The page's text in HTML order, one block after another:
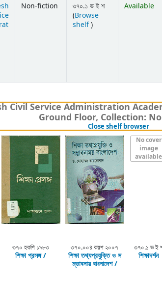
Non-fiction
৩৭০.১ ভ ই শ
(Browse
shelf(Opens below)
)
Available
Civil Service Administration
Ground Floor, Collection:
Close shelf browser
No cover
image
available
৩৭০ হকশি ১৯৮৩
শিক্ষা প্রসঙ্গ /
৩৭০.০০৪ কয়শ ২০০৭
শিক্ষা তথ্যপ্রযুক্তি ও স
ম্ভাবনায় বাংলাদেশ /
৩৭০.১ ভ ই
শিক্ষাদর্শন